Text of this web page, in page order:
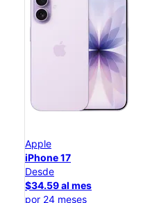
Apple
iPhone 17
Desde
$34.59 al mes
por 24 meses